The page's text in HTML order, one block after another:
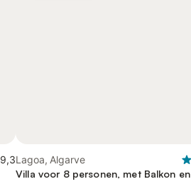
9,3Lagoa, Algarve
Villa voor 8 personen, met Balkon en